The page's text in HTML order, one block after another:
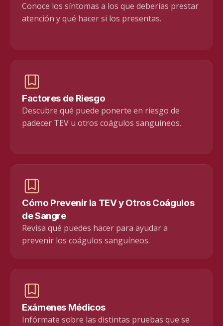
Conoce los síntomas a los que deberías prestar
atención y qué hacer si los presentas.
Factores de Riesgo
Descubre qué puede ponerte en riesgo de
padecer TEV u otros coágulos sanguíneos.
Cómo Prevenir la TEV y Otros Coágulos
de Sangre
Revisa qué puedes hacer para ayudar a
prevenir los coágulos sanguíneos.
Exámenes Médicos
Infórmate sobre las distintas pruebas que se